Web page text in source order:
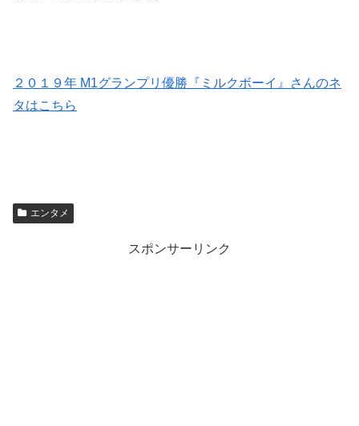
２０１９年 M1グランプリ優勝『ミルクボーイ』さんのネ
タはこちら
エンタメ
スポンサーリンク